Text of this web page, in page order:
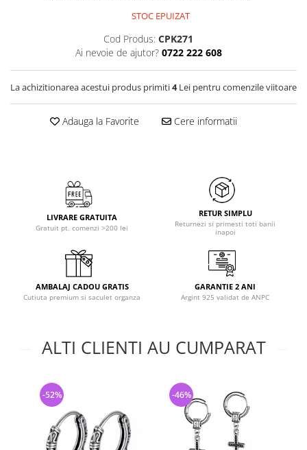
STOC EPUIZAT
Cod Produs: CPK271
Ai nevoie de ajutor? 0722 222 608
La achizitionarea acestui produs primiti4Lei pentru comenzile viitoare
Adauga la Favorite Cere informatii
LIVRARE GRATUITA
Gratuit pt. comenzi >200 lei
RETUR SIMPLU
Returnezi si primesti toti banii
inapoi
AMBALAJ CADOU GRATIS
Cutiuta premium si saculet organza
GARANTIE 2 ANI
Argint 925 validat de ANPC
ALTI CLIENTI AU CUMPARAT
-52% -46%